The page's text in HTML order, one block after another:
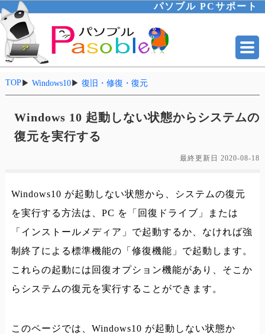
パソブル PCサポート
TOP▶ Windows10▶ 復旧・修復・復元
Windows 10 起動しない状態からシステムの
復元を実行する
最終更新日2020-08-18
Windows10 が起動しない状態から、システムの復元
を実行する方法は、PC を「回復ドライブ」または
「インストールメディア」で起動するか、なければ強
制終了による標準機能の「修復機能」で起動します。
これらの起動には回復オプション機能があり、そこか
らシステムの復元を実行することができます。
このページでは、Windows10 が起動しない状態か